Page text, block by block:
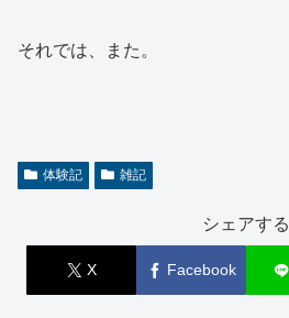
それでは、また。
体験記 雑記
シェアする
X Facebook